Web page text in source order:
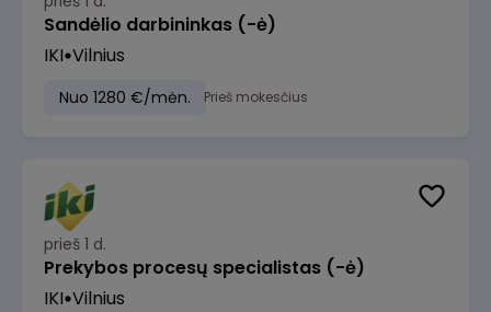
Sandėlio darbininkas (-ė)
IKI Vilnius
Nuo 1280 €/mėn. Prieš mokesčius
prieš 1 d.
Prekybos procesų specialistas (-ė)
IKI Vilnius